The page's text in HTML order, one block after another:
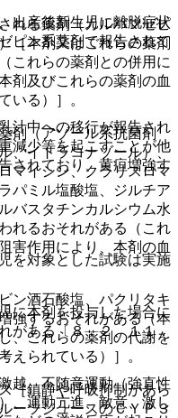
出産後新生児に離脱症状
ピン系薬剤で報告されて
汁中への移行が報告され
減少等を起こすことが他
されており、黄疸増強す
を対象とした試験は実施
に本剤を投与した場合に
がある〔８．２、１１．
越、不随意運動（強直性
、運動亢進、敵意、激し
れる薬剤（カルバマゼピ
［本剤又はこれらの薬剤
これらの薬剤との併用に
剤及びこれらの薬剤の血
いる）］。
剤（アゾール系抗菌剤
、イトラコナゾール）、
マイシン、クラリスロマ
パミル塩酸塩、ジルチア
バスタチンカルシウム水
れるおそれがある（これ
害作用により、本剤の血
ン酒石酸塩、パクリタキ
強するおそれがある（本
、これらの薬剤の代謝を
えられている）］。
［鎮静や呼吸抑制があら
ーツジュースのＣＹＰ３